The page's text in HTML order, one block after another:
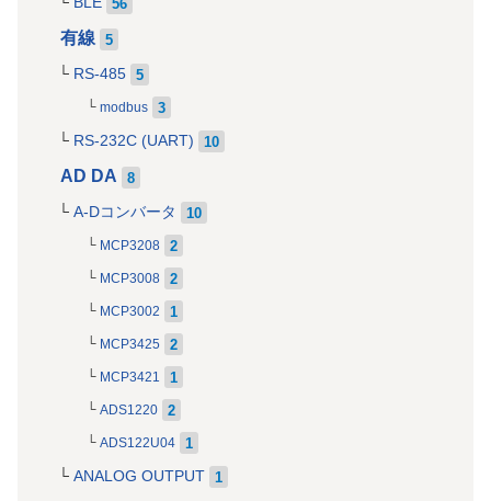
有線 5
RS-485 5
modbus 3
RS-232C (UART) 10
AD DA 8
A-Dコンバータ 10
MCP3208 2
MCP3008 2
MCP3002 1
MCP3425 2
MCP3421 1
ADS1220 2
ADS122U04 1
ANALOG OUTPUT 1